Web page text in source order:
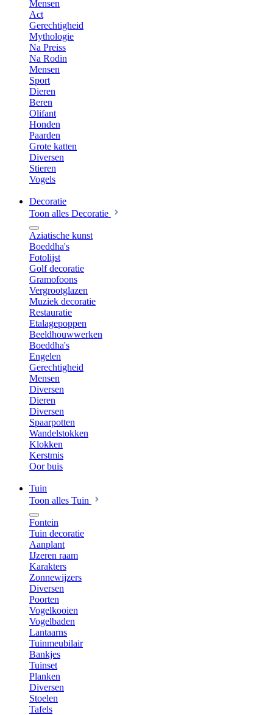
Mensen
Act
Gerechtigheid
Mythologie
Na Preiss
Na Rodin
Mensen
Sport
Dieren
Beren
Olifant
Honden
Paarden
Grote katten
Diversen
Stieren
Vogels
Decoratie
Toon alles Decoratie
Aziatische kunst
Boeddha's
Fotolijst
Golf decoratie
Gramofoons
Vergrootglazen
Muziek decoratie
Restauratie
Etalagepoppen
Beeldhouwwerken
Boeddha's
Engelen
Gerechtigheid
Mensen
Diversen
Dieren
Diversen
Spaarpotten
Wandelstokken
Klokken
Kerstmis
Oor buis
Tuin
Toon alles Tuin
Fontein
Tuin decoratie
Aanplant
IJzeren raam
Karakters
Zonnewijzers
Diversen
Poorten
Vogelkooien
Vogelbaden
Lantaarns
Tuinmeubilair
Bankjes
Tuinset
Planken
Diversen
Stoelen
Tafels